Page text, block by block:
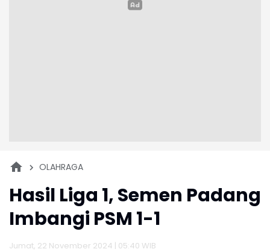
OLAHRAGA
Hasil Liga 1, Semen Padang
Imbangi PSM 1-1
Jumat, 22 November 2024 | 05:40 WIB